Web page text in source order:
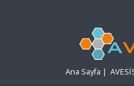
Ana Sayfa |